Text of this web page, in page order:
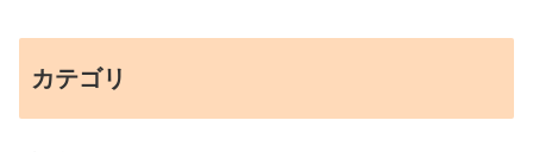
カテゴリ